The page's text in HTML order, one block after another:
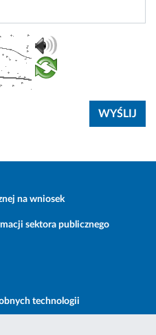
na wniosek
sektora publicznego
technologii